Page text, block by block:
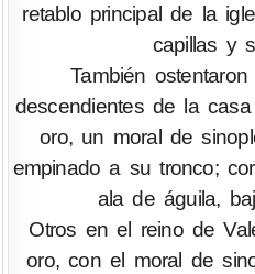
retablo principal de la
capillas y
También
descendientes de la
oro, un moral de
empinado a su tronco;
ala de águila,
Otros en el reino de
oro, con el moral de